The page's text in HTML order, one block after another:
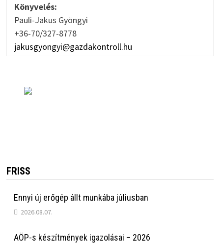
Könyvelés:
Pauli-Jakus Gyöngyi
+36-70/327-8778
jakusgyongyi@gazdakontroll.hu
FRISS
Ennyi új erőgép állt munkába júliusban
2026.08.07.
AÖP-s készítmények igazolásai – 2026